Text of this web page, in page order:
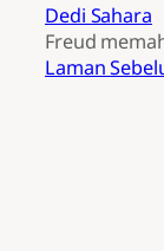
Dedi Sahara
Freud
Laman